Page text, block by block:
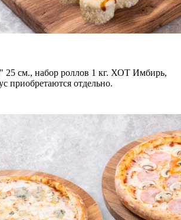
см., набор роллов 1 кг. ХОТ Имбирь,
приобретаются отдельно.